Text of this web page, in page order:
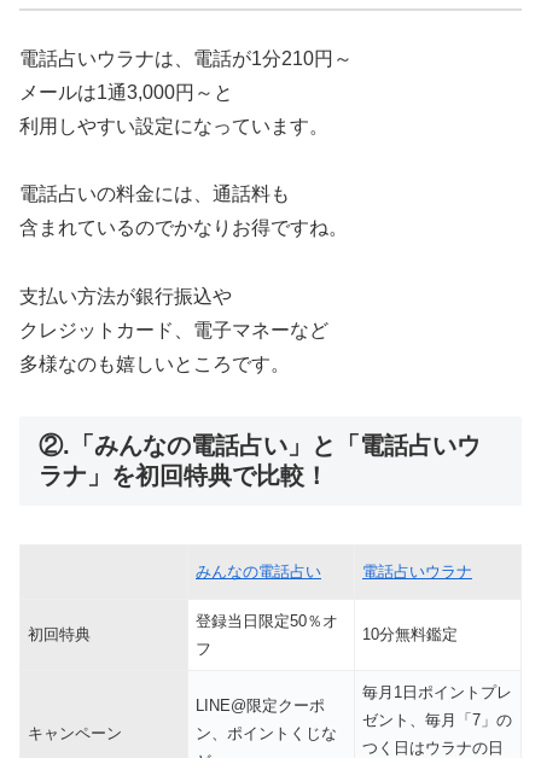
電話占いウラナは、電話が1分210円～
メールは1通3,000円～と
利用しやすい設定になっています。
電話占いの料金には、通話料も
含まれているのでかなりお得ですね。
支払い方法が銀行振込や
クレジットカード、電子マネーなど
多様なのも嬉しいところです。
②.「みんなの電話占い」と「電話占いウ
ラナ」を初回特典で比較！
みんなの電話占い 電話占いウラナ
初回特典
登録当日限定50％オ
フ
10分無料鑑定
キャンペーン
LINE@限定クーポ
ン、ポイントくじな
毎月1日ポイントプレ
ゼント、毎月「7」の
つく日はウラナの日